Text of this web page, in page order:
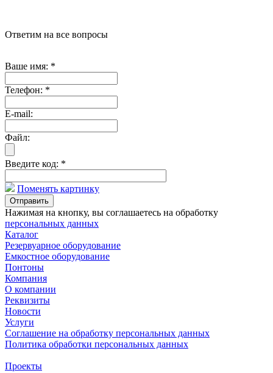
Ответим на все вопросы
Ваше имя: *
Телефон: *
E-mail:
Файл:
Введите код: *
Поменять картинку
Отправить
Нажимая на кнопку, вы соглашаетесь на обработку
персональных данных
Каталог
Резервуарное оборудование
Емкостное оборудование
Понтоны
Компания
О компании
Реквизиты
Новости
Услуги
Соглашение на обработку персональных данных
Политика обработки персональных данных
Проекты